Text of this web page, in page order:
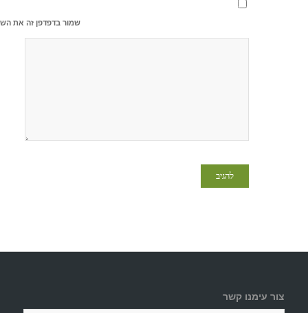
שמור בדפדפן זה את
צור עימנו קשר